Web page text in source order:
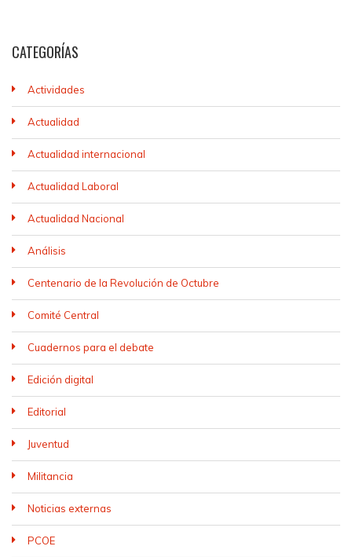
CATEGORÍAS
Actividades
Actualidad
Actualidad internacional
Actualidad Laboral
Actualidad Nacional
Análisis
Centenario de la Revolución de Octubre
Comité Central
Cuadernos para el debate
Edición digital
Editorial
Juventud
Militancia
Noticias externas
PCOE